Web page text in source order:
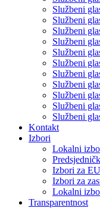
Službeni
Službeni
Službeni
Službeni
Službeni
Službeni
Službeni
Službeni
Službeni
Službeni
Službeni
Kontakt
Izbori
Lokalni
Izbori za
Izbori za
Lokalni
Transparentnost